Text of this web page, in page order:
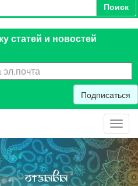
Поиск
Поиск
статей и новостей
Подписаться